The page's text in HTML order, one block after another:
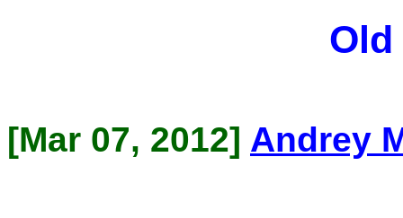
Old
[Mar 07, 2012] Andrey